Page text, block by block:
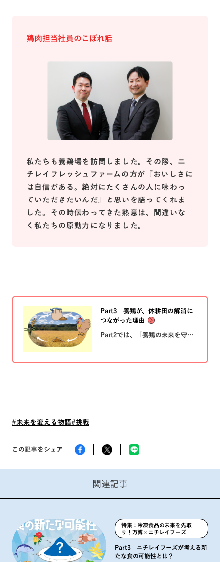
鶏肉担当社員のこぼれ話
私たちも養鶏場を訪問しました。その際、ニ
チレイフレッシュファームの方が『おいしさに
は自信がある。絶対にたくさんの人に味わっ
ていただきたいんだ』と思いを語ってくれま
した。その時伝わってきた熱意は、間違いな
く私たちの原動力になりました。
Part3 養鶏が、休耕田の解消に
つながった理由
Part2では、「養鶏の未来を守り
レッシュの試行錯誤の道のりをお
#未来を変える物語#挑戦
この記事をシェア
関連記事
特集：冷凍食品の未来を先取
り！万博×ニチレイフーズ
Part3 ニチレイフーズが考える新
たな食の可能性とは？